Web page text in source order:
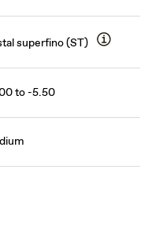
superfino (ST)
to -5.50